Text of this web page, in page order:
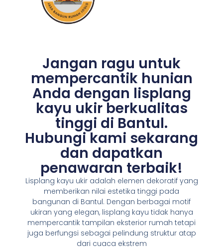
Jangan ragu untuk
mempercantik hunian
Anda dengan lisplang
kayu ukir berkualitas
tinggi di Bantul.
Hubungi kami sekarang
dan dapatkan
penawaran terbaik!
Lisplang kayu ukir adalah elemen dekoratif yang
memberikan nilai estetika tinggi pada
bangunan di Bantul. Dengan berbagai motif
ukiran yang elegan, lisplang kayu tidak hanya
mempercantik tampilan eksterior rumah tetapi
juga berfungsi sebagai pelindung struktur atap
dari cuaca ekstrem